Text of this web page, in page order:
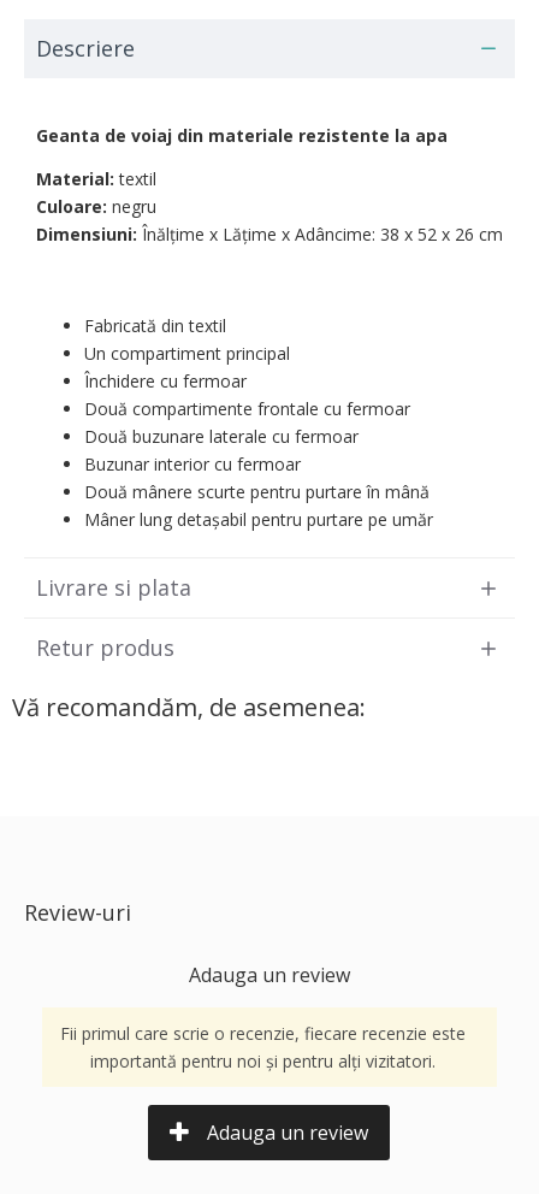
Descriere
Geanta de voiaj din materiale rezistente la apa
Material:textil
Culoare: negru
Dimensiuni: Înălțime x Lățime x Adâncime: 38 х 52 х 26 cm
Fabricată din textil
Un compartiment principal
Închidere cu fermoar
Două compartimente frontale cu fermoar
Două buzunare laterale cu fermoar
Buzunar interior cu fermoar
Două mânere scurte pentru purtare în mână
Mâner lung detașabil pentru purtare pe umăr
Livrare si plata
Retur produs
Vă recomandăm, de asemenea:
Review-uri
Adauga un review
Fii primul care scrie o recenzie, fiecare recenzie este
importantă pentru noi și pentru alți vizitatori.
Adauga un review